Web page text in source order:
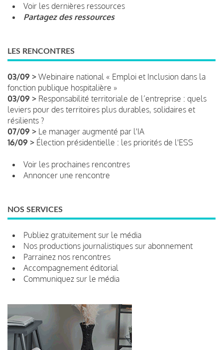
Voir les dernières ressources
Partagez des ressources
LES RENCONTRES
03/09 > Webinaire national « Emploi et Inclusion dans la
fonction publique hospitalière »
03/09 > Responsabilité territoriale de l’entreprise : quels
leviers pour des territoires plus durables, solidaires et
résilients ?
07/09 > Le manager augmenté par l'IA
16/09 > Élection présidentielle : les priorités de l'ESS
Voir les prochaines rencontres
Annoncer une rencontre
NOS SERVICES
Publiez gratuitement sur le média
Nos productions journalistiques sur abonnement
Parrainez nos rencontres
Accompagnement éditorial
Communiquez sur le média